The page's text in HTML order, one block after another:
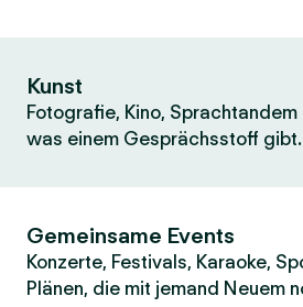
Kunst
Fotografie, Kino,
was einem Gesprächsstoff gibt.
Gemeinsame Events
Konzerte, Festivals, Karaoke,
Plänen, die mit jemand Neuem